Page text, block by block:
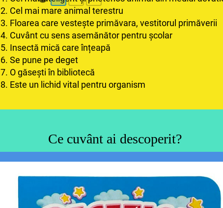
2. Cel mai mare animal terestru
3. Floarea care vestește primăvara, vestitorul primăverii
4. Cuvânt cu sens asemănător pentru școlar
5. Insectă mică care înțeapă
6. Se pune pe deget
7. O găsești în bibliotecă
8. Este un lichid vital pentru organism
Ce cuvânt ai descoperit?